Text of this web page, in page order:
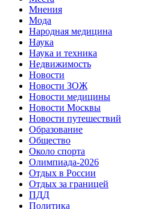
Мнения
Мода
Народная медицина
Наука
Наука и техника
Недвижимость
Новости
Новости ЗОЖ
Новости медицины
Новости Москвы
Новости путешествий
Образование
Общество
Около спорта
Олимпиада-2026
Отдых в России
Отдых за границей
ПДД
Политика